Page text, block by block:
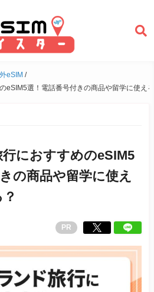
eSIM /
eSIM5選！電話番号付きの商品や留学に使え
におすすめのeSIM5
の商品や留学に使え
PR